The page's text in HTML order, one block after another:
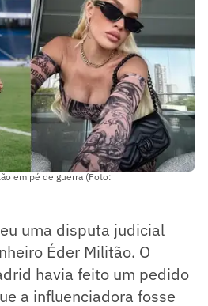
em pé de guerra (Foto:
uma disputa judicial
Éder Militão. O
havia feito um pedido
a influenciadora fosse